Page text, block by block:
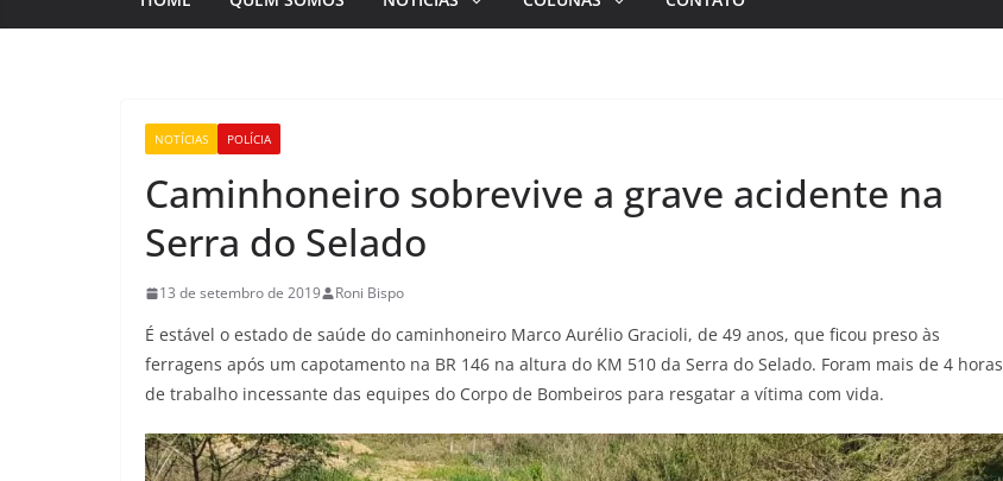
NOTÍCIAS POLÍCIA
Caminhoneiro sobrevive a grave acidente na
Serra do Selado
13 de setembro de 2019 Roni Bispo
É estável o estado de saúde do caminhoneiro Marco Aurélio Gracioli, de 49 anos, que ficou preso às
ferragens após um capotamento na BR 146 na altura do KM 510 da Serra do Selado. Foram mais de 4 horas
de trabalho incessante das equipes do Corpo de Bombeiros para resgatar a vítima com vida.